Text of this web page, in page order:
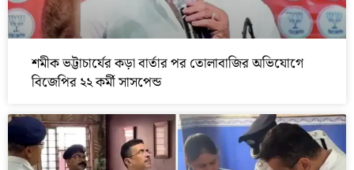
শমীক ভট্টাচার্যের কড়া বার্তার পর তোলাবাজির অভিযোগে
বিজেপির ২২ কর্মী সাসপেন্ড